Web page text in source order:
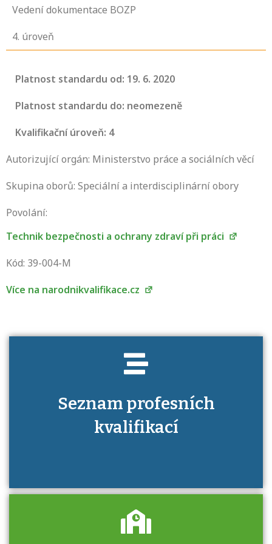
Vedení dokumentace BOZP
4. úroveň
Platnost standardu od: 19. 6. 2020
Platnost standardu do: neomezeně
Kvalifikační úroveň: 4
Autorizující orgán: Ministerstvo práce a sociálních věcí
Skupina oborů: Speciální a interdisciplinární obory
Povolání:
Technik bezpečnosti a ochrany zdraví při práci
Kód: 39-004-M
Více na narodnikvalifikace.cz
Seznam profesních
kvalifikací
Projděte si seznam profesních kvalifikací.
Víte, jaké dovednosti musíte pro danou